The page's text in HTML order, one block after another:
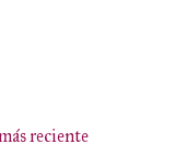
reciente